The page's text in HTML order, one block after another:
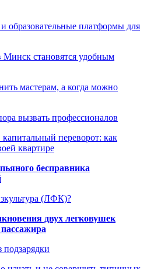
образовательные платформы для
Минск становятся удобным
мастерам, а когда можно
вызвать профессионалов
переворот: как
квартире
бесправника
(ЛФК)?
двух легковушек